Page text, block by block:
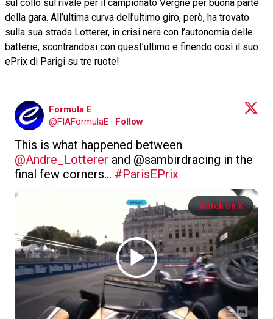
sul collo sul rivale per il campionato Vergne per buona parte
della gara. All’ultima curva dell’ultimo giro, però, ha trovato
sulla sua strada Lotterer, in crisi nera con l’autonomia delle
batterie, scontrandosi con quest’ultimo e finendo così il suo
ePrix di Parigi su tre ruote!
Formula E
@FIAFormulaE · Follow
@Andre_Lotterer and @sambirdracing in the
final few corners... #ParisEPrix
Watch on X